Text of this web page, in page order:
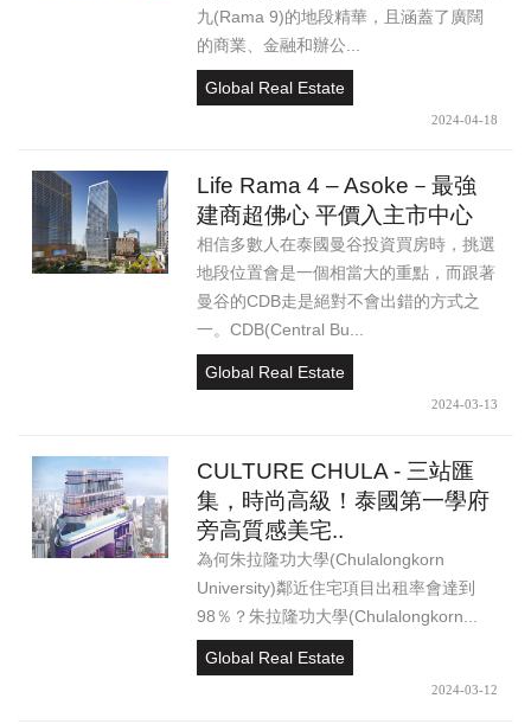
九(Rama 9)的地段精華，且涵蓋了廣闊
的商業、金融和辦公...
Global Real Estate
2024-04-18
Life Rama 4 – Asoke－最強
建商超佛心 平價入主市中心
相信多數人在泰國曼谷投資買房時，挑選
地段位置會是一個相當大的重點，而跟著
曼谷的CDB走是絕對不會出錯的方式之
一。CDB(Central Bu...
Global Real Estate
2024-03-13
CULTURE CHULA - 三站匯
集，時尚高級！泰國第一學府
旁高質感美宅..
為何朱拉隆功大學(Chulalongkorn
University)鄰近住宅項目出租率會達到
98％？朱拉隆功大學(Chulalongkorn...
Global Real Estate
2024-03-12